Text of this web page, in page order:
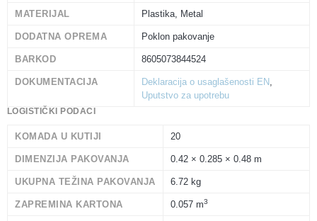
MATERIJAL Plastika, Metal
DODATNA OPREMA Poklon pakovanje
BARKOD 8605073844524
DOKUMENTACIJA Deklaracija o usaglašenosti EN,
Uputstvo za upotrebu
LOGISTIČKI PODACI
KOMADA U KUTIJI 20
DIMENZIJA PAKOVANJA 0.42 × 0.285 × 0.48 m
UKUPNA TEŽINA PAKOVANJA 6.72 kg
ZAPREMINA KARTONA 0.057 m3